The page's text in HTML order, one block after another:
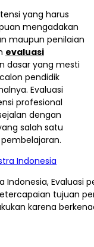
yang harus
mengadakan
maupun penilaian
evaluasi
dasar yang mesti
pendidik
Evaluasi
profesional
dengan
salah satu
Indonesia,
tujuan
karena